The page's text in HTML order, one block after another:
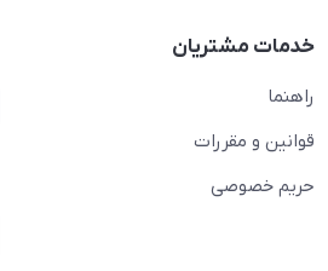
خدمات مشتریان
راهنما
قوانین و مقررات
حریم خصوصی